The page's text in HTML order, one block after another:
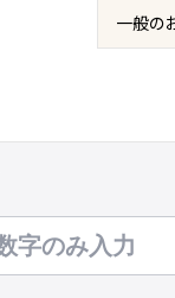
一般の